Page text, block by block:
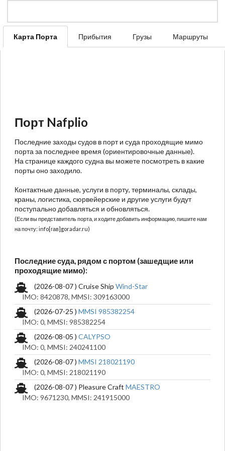
Карта Порта Прибытия Грузы Маршруты
Порт Nafplio
Последние заходы судов в порт и суда проходящие мимо
порта за последнее время (ориентировочные данные).
На странице каждого судна вы можете посмотреть в какие
порты оно заходило.
Контактные данные, услуги в порту, терминалы, склады,
краны, логистика, сюрвейерские и другие услуги будут
поступально добавляться и обновляться.
(Если вы представитель порта, и ходите добавить информацию, пишите нам
на почту: info[гав]goradar.ru)
Последние суда, рядом с портом (зашедщие или
проходящие мимо):
(2026-08-07 ) Cruise Ship Wind-Star
IMO: 8420878, MMSI: 309163000
(2026-07-25 ) MMSI 985382254
IMO: 0, MMSI: 985382254
(2026-08-05 ) CALYPSO
IMO: 0, MMSI: 240241100
(2026-08-07 ) MMSI 218021190
IMO: 0, MMSI: 218021190
(2026-08-07 ) Pleasure Craft MAESTRO
IMO: 9671230, MMSI: 241915000